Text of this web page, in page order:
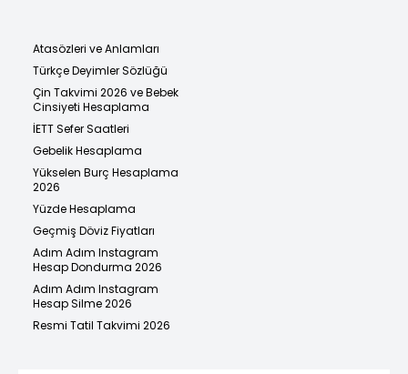
Atasözleri ve Anlamları
Türkçe Deyimler Sözlüğü
Çin Takvimi 2026 ve Bebek
Cinsiyeti Hesaplama
İETT Sefer Saatleri
Gebelik Hesaplama
Yükselen Burç Hesaplama
2026
Yüzde Hesaplama
Geçmiş Döviz Fiyatları
Adım Adım Instagram
Hesap Dondurma 2026
Adım Adım Instagram
Hesap Silme 2026
Resmi Tatil Takvimi 2026